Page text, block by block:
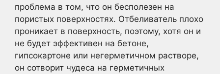
проблема в том, что он бесполезен на
пористых поверхностях. Отбеливатель плохо
проникает в поверхность, поэтому, хотя он и
не будет эффективен на бетоне,
гипсокартоне или негерметичном растворе,
он сотворит чудеса на герметичных